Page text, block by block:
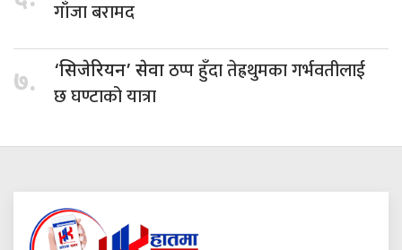
गाँजा बरामद
७. ‘सिजेरियन’ सेवाठप्प हुँदा तेह्रथुमका गर्भवतीलाई
छ घण्टाको यात्रा